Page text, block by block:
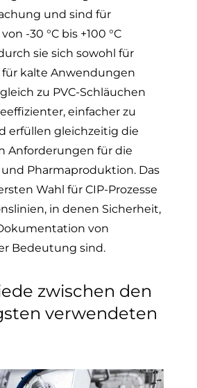
und sind für
-30 °C bis +100 °C
sie sich sowohl für
für kalte Anwendungen
zu PVC-Schläuchen
einfacher zu
erfüllen gleichzeitig die
Anforderungen für die
Pharmaproduktion. Das
Wahl für CIP-Prozesse
in denen Sicherheit,
von
Bedeutung sind.
zwischen den
verwendeten